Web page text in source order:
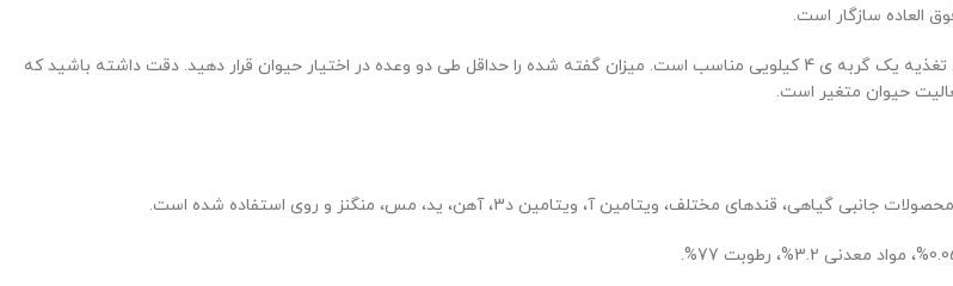
العاده سازگار است.
در صورتی که از این محصول به عنوان غذای اصلی استفاده می کنید، روزانه 3 عدد کنسرو برای تغذیه یک گربه ی 4 کیلویی مناسب است. میزان گفته شده را حداقل طی دو وعده در اختیار حیوان قرار دهید. دقت داشته باشید که
حیوان متغیر است.
، ویتامین آ، ویتامین د3، آهن، ید، مس، منگنز و روی استفاده شده است.